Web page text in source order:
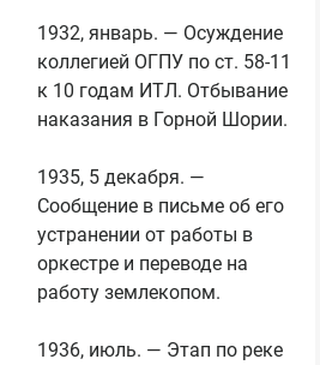
1932, январь. — Осуждение
коллегией ОГПУ по ст. 58-11
к 10 годам ИТЛ. Отбывание
наказания в Горной Шории.
1935, 5 декабря. —
Сообщение в письме об его
устранении от работы в
оркестре и переводе на
работу землекопом.
1936, июль. — Этап по реке